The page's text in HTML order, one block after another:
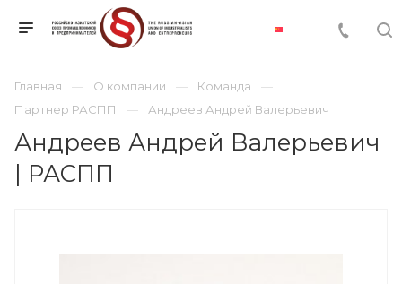
Главная О компании
Команда
Партнер РАСПП
Андреев Андрей Валерьевич
Андреев Андрей Валерьевич
| РАСПП